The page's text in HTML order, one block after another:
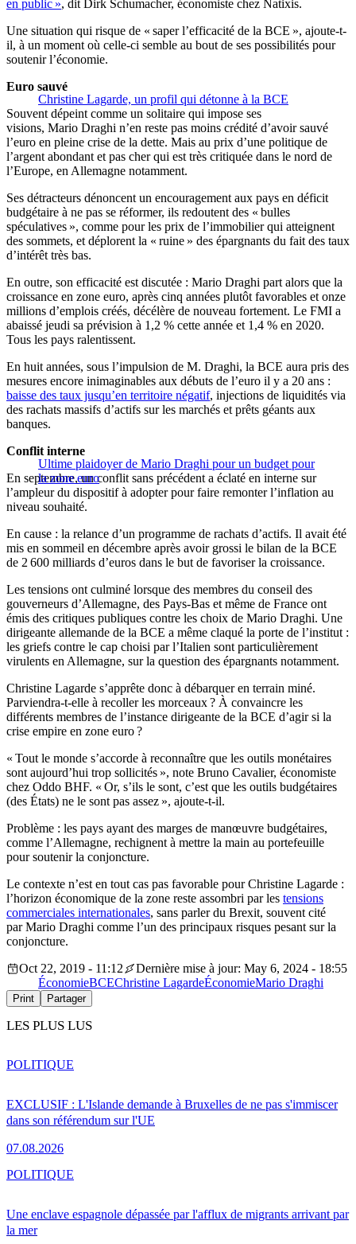
en public », dit Dirk Schumacher, économiste chez Natixis.
Une situation qui risque de « saper l’efficacité de la BCE », ajoute-t-
il, à un moment où celle-ci semble au bout de ses possibilités pour
soutenir l’économie.
Christine Lagarde, un profil qui détonne à la BCE
Euro sauvé
Souvent dépeint comme un solitaire qui impose ses
visions, Mario Draghi n’en reste pas moins crédité d’avoir sauvé
l’euro en pleine crise de la dette. Mais au prix d’une politique de
l’argent abondant et pas cher qui est très critiquée dans le nord de
l’Europe, en Allemagne notamment.
Ses détracteurs dénoncent un encouragement aux pays en déficit
budgétaire à ne pas se réformer, ils redoutent des « bulles
spéculatives », comme pour les prix de l’immobilier qui atteignent
des sommets, et déplorent la « ruine » des épargnants du fait des taux
d’intérêt très bas.
En outre, son efficacité est discutée : Mario Draghi part alors que la
croissance en zone euro, après cinq années plutôt favorables et onze
millions d’emplois créés, décélère de nouveau fortement. Le FMI a
abaissé jeudi sa prévision à 1,2 % cette année et 1,4 % en 2020.
Tous les pays ralentissent.
En huit années, sous l’impulsion de M. Draghi, la BCE aura pris des
mesures encore inimaginables aux débuts de l’euro il y a 20 ans :
baisse des taux jusqu’en territoire négatif, injections de liquidités via
des rachats massifs d’actifs sur les marchés et prêts géants aux
banques.
Ultime plaidoyer de Mario Draghi pour un budget pour
la zone euro
Conflit interne
En septembre, un conflit sans précédent a éclaté en interne sur
l’ampleur du dispositif à adopter pour faire remonter l’inflation au
niveau souhaité.
En cause : la relance d’un programme de rachats d’actifs. Il avait été
mis en sommeil en décembre après avoir grossi le bilan de la BCE
de 2 600 milliards d’euros dans le but de favoriser la croissance.
Les tensions ont culminé lorsque des membres du conseil des
gouverneurs d’Allemagne, des Pays-Bas et même de France ont
émis des critiques publiques contre les choix de Mario Draghi. Une
dirigeante allemande de la BCE a même claqué la porte de l’institut :
les griefs contre le cap choisi par l’Italien sont particulièrement
virulents en Allemagne, sur la question des épargnants notamment.
Christine Lagarde s’apprête donc à débarquer en terrain miné.
Parviendra-t-elle à recoller les morceaux ? À convaincre les
différents membres de l’instance dirigeante de la BCE d’agir si la
crise empire en zone euro ?
« Tout le monde s’accorde à reconnaître que les outils monétaires
sont aujourd’hui trop sollicités », note Bruno Cavalier, économiste
chez Oddo BHF. « Or, s’ils le sont, c’est que les outils budgétaires
(des États) ne le sont pas assez », ajoute-t-il.
Problème : les pays ayant des marges de manœuvre budgétaires,
comme l’Allemagne, rechignent à mettre la main au portefeuille
pour soutenir la conjoncture.
Le contexte n’est en tout cas pas favorable pour Christine Lagarde :
l’horizon économique de la zone reste assombri par les tensions
commerciales internationales, sans parler du Brexit, souvent cité
par Mario Draghi comme l’un des principaux risques pesant sur la
conjoncture.
Oct 22, 2019 - 11:12
Dernière mise à jour: May 6, 2024 - 18:55
ÉconomieBCEChristine LagardeÉconomieMario Draghi
Print Partager
LES PLUS LUS
EXCLUSIF : L'Islande demande à Bruxelles de ne pas s'immiscer
dans son référendum sur l'UE
07.08.2026
POLITIQUE
Une enclave espagnole dépassée par l'afflux de migrants arrivant par
la mer
POLITIQUE